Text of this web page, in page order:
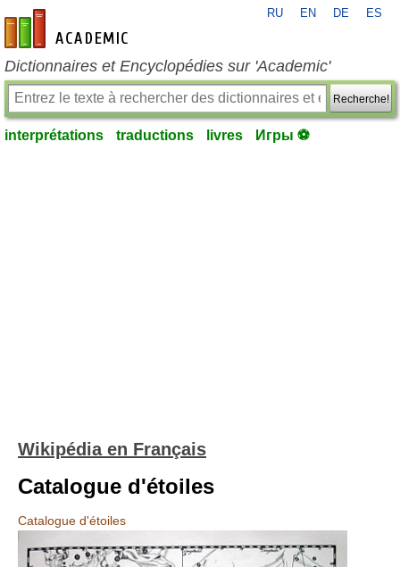
fr-academic.com
RU EN DE ES
Dictionnaires et Encyclopédies sur 'Academic'
Recherche!
interprétations traductions livres Игры ⚽
Wikipédia en Français
Catalogue d'étoiles
Catalogue d'étoiles